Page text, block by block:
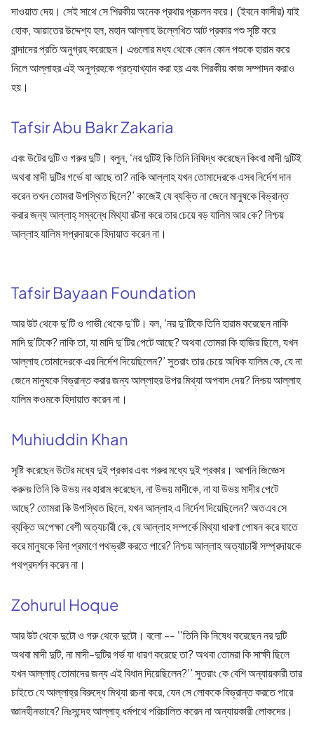
দাওয়াত দেয়। সেই সাথে সে শিরকীয় অনেক প্রথার প্রচলন করে। (ইবনে কাসীর) যাই
হোক, আয়াতের উদ্দেশ্য হল, মহান আল্লাহ উল্লেখিত আট প্রকার পশু সৃষ্টি করে
বান্দাদের প্রতি অনুগ্রহ করেছেন। এগুলোর মধ্য থেকে কোন কোন পশুকে হারাম করে
নিলে আল্লাহর এই অনুগ্রহকে প্রত্যাখ্যান করা হয় এবং শিরকীয় কাজ সম্পাদন করাও
হয়।
Tafsir Abu Bakr Zakaria
এবং উটের দুটি ও গরুর দুটি। বলুন, ‘নর দুটিই কি তিনি নিষিদ্ধ করেছেন কিংবা মাদী দুটিই
অথবা মাদী দুটির গর্ভে যা আছে তা? নাকি আল্লাহ যখন তোমাদেরকে এসব নির্দেশ দান
করেন তখন তোমরা উপস্থিত ছিলে?’ কাজেই যে ব্যক্তি না জেনে মানুষকে বিভ্রান্ত
করার জন্য আল্লাহ্‌ সম্বন্ধে মিথ্যা রটনা করে তার চেয়ে বড় যালিম আর কে? নিশ্চয়
আল্লাহ যালিম সপ্রদায়কে হিদায়াত করেন না।
Tafsir Bayaan Foundation
আর উট থেকে দু’টি ও গাভী থেকে দু’টি। বল, ‘নর দু’টিকে তিনি হারাম করেছেন নাকি
মাদি দু’টিকে? নাকি তা, যা মাদি দু’টির পেটে আছে? অথবা তোমরা কি হাজির ছিলে, যখন
আল্লাহ তোমাদেরকে এর নির্দেশ দিয়েছিলেন?’ সুতরাং তার চেয়ে অধিক যালিম কে, যে না
জেনে মানুষকে বিভ্রান্ত করার জন্য আল্লাহর উপর মিথ্যা অপবাদ দেয়? নিশ্চয় আল্লাহ
যালিম কওমকে হিদায়াত করেন না।
Muhiuddin Khan
সৃষ্টি করেছেন উটের মধ্যে দুই প্রকার এবং গরুর মধ্যে দুই প্রকার। আপনি জিজ্ঞেস
করুনঃ তিনি কি উভয় নর হারাম করেছেন, না উভয় মাদীকে, না যা উভয় মাদীর পেটে
আছে? তোমরা কি উপস্থিত ছিলে, যখন আল্লাহ এ নির্দেশ দিয়েছিলেন? অতএব সে
ব্যক্তি অপেক্ষা বেশী অত্যচারী কে, যে আল্লাহ সম্পর্কে মিথ্যা ধারণা পোষন করে যাতে
করে মানুষকে বিনা প্রমাণে পথভ্রষ্ট করতে পারে? নিশ্চয় আল্লাহ অত্যাচারী সম্প্রদায়কে
পথপ্রদর্শন করেন না।
Zohurul Hoque
আর উট থেকে দুটো ও গরু থেকে দুটো। বলো -- ''তিনি কি নিষেধ করেছেন নর দুটি
অথবা মাদী দুটি, না মাদী-দুটির গর্ভ যা ধারণ করেছে তা? অথবা তোমরা কি সাক্ষী ছিলে
যখন আল্লাহ্ তোমাদের জন্য এই বিধান দিয়েছিলেন?’’ সুতরাং কে বেশি অন্যায়কারী তার
চাইতে যে আল্লাহ্‌র বিরুদ্ধে মিথ্যা রচনা করে, যেন সে লোককে বিভ্রান্ত করতে পারে
জ্ঞানহীনভাবে? নিঃসন্দেহ আল্লাহ্ ধর্মপথে পরিচালিত করেন না অন্যায়কারী লোকদের।